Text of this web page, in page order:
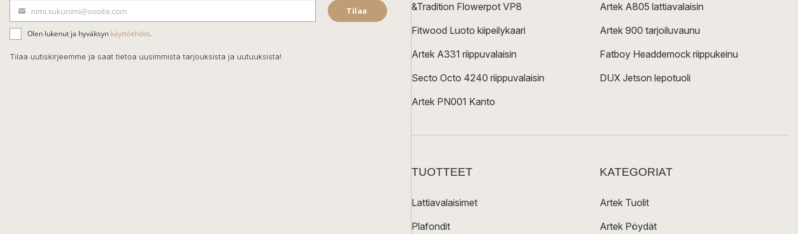
ä
h
k
nimi.sukunimi@osoite.com Tilaa
Olen lukenut ja hyväksyn käyttöehdot.
Tilaa uutiskirjeemme ja saat tietoa uusimmista tarjouksista ja uutuuksista!
&Tradition Flowerpot VP8
Fitwood Luoto kiipeilykaari
Artek A331 riippuvalaisin
Secto Octo 4240 riippuvalaisin
Artek PN001 Kanto
Artek A805 lattiavalaisin
Artek 900 tarjoiluvaunu
Fatboy Headdemock riippukeinu
DUX Jetson lepotuoli
TUOTTEET
Lattiavalaisimet
Plafondit
KATEGORIAT
Artek Tuolit
Artek Pöydät